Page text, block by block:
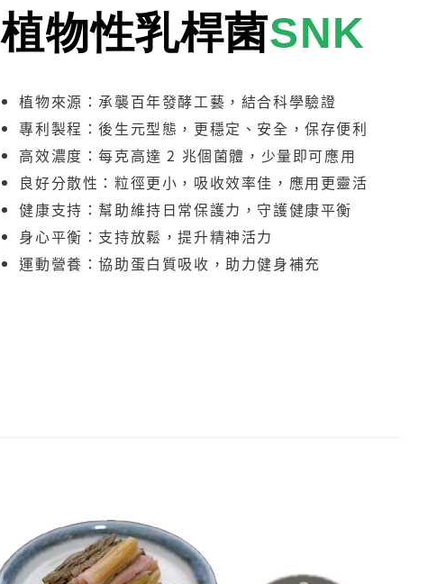
植物性乳桿菌SNK
植物來源：承襲百年發酵工藝，結合科學驗證
專利製程：後生元型態，更穩定、安全，保存便利
高效濃度：每克高達 2 兆個菌體，少量即可應用
良好分散性：粒徑更小，吸收效率佳，應用更靈活
健康支持：幫助維持日常保護力，守護健康平衡
身心平衡：支持放鬆，提升精神活力
運動營養：協助蛋白質吸收，助力健身補充